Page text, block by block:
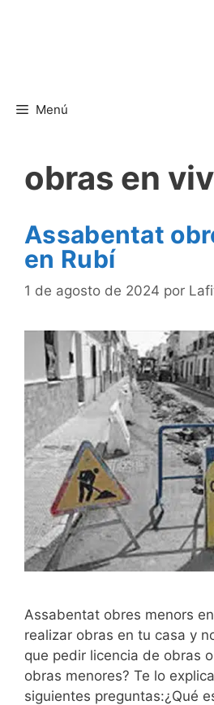
Menú
obras en
Assabentat
en Rubí
1 de agosto de 2024 por
Assabentat obres menors
realizar obras en tu casa y
que pedir licencia de obras
obras menores? Te lo
siguientes preguntas:¿Qué